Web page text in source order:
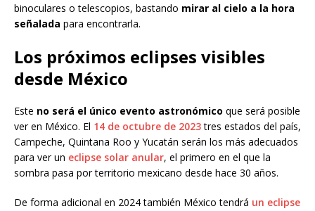
binoculares o telescopios, bastando mirar al cielo a la hora
señalada para encontrarla.
Los próximos eclipses visibles
desde México
Este no será el único evento astronómico que será posible
ver en México. El 14 de octubre de 2023tres estados del país,
Campeche, Quintana Roo y Yucatán serán los más adecuados
para ver un eclipse solar anular, el primero en el que la
sombra pasa por territorio mexicano desde hace 30 años.
De forma adicional en 2024 también México tendrá un eclipse